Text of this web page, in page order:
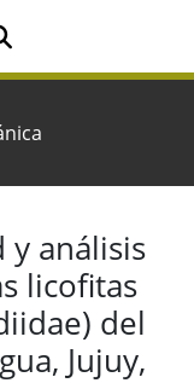
y análisis
licofitas
del
Jujuy,